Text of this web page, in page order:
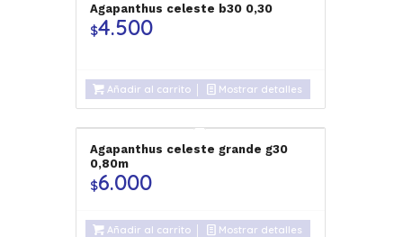
Agapanthus celeste b30 0,30
$4.500
Añadir al carrito Mostrar detalles
Agapanthus celeste grande g30
0,80m
$6.000
Añadir al carrito Mostrar detalles